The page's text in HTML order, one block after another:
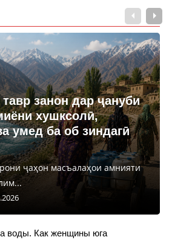
занон дар ҷануби
хушксолӣ,
умед ба об зиндагӣ
ҷаҳон масъалаҳои амнияти
воды. Как женщины юга